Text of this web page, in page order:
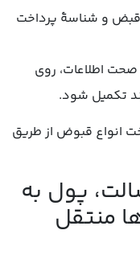
و شناسۀ پرداخت
صحت اطلاعات، روی
تکمیل شود.
انواع قبوض از طریق
پول به
منتقل